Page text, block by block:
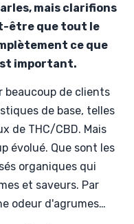
mais clarifions
être que tout le
ce que
important.
beaucoup de clients
de base, telles
de THC/CBD. Mais
évolué. Que sont les
organiques qui
et saveurs. Par
odeur d'agrumes…